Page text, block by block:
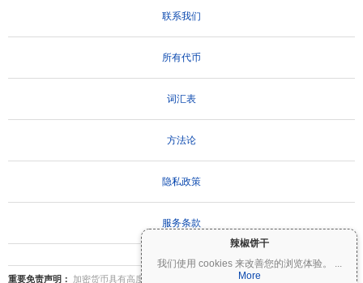
辣椒饼干
我们使用 cookies 来改善您的浏览体验。
...
More
联系我们
所有代币
词汇表
方法论
隐私政策
服务条款
重要免责声明： 加密货币具有高度波动性，存在重大风险。您可能会损失部分或全部投